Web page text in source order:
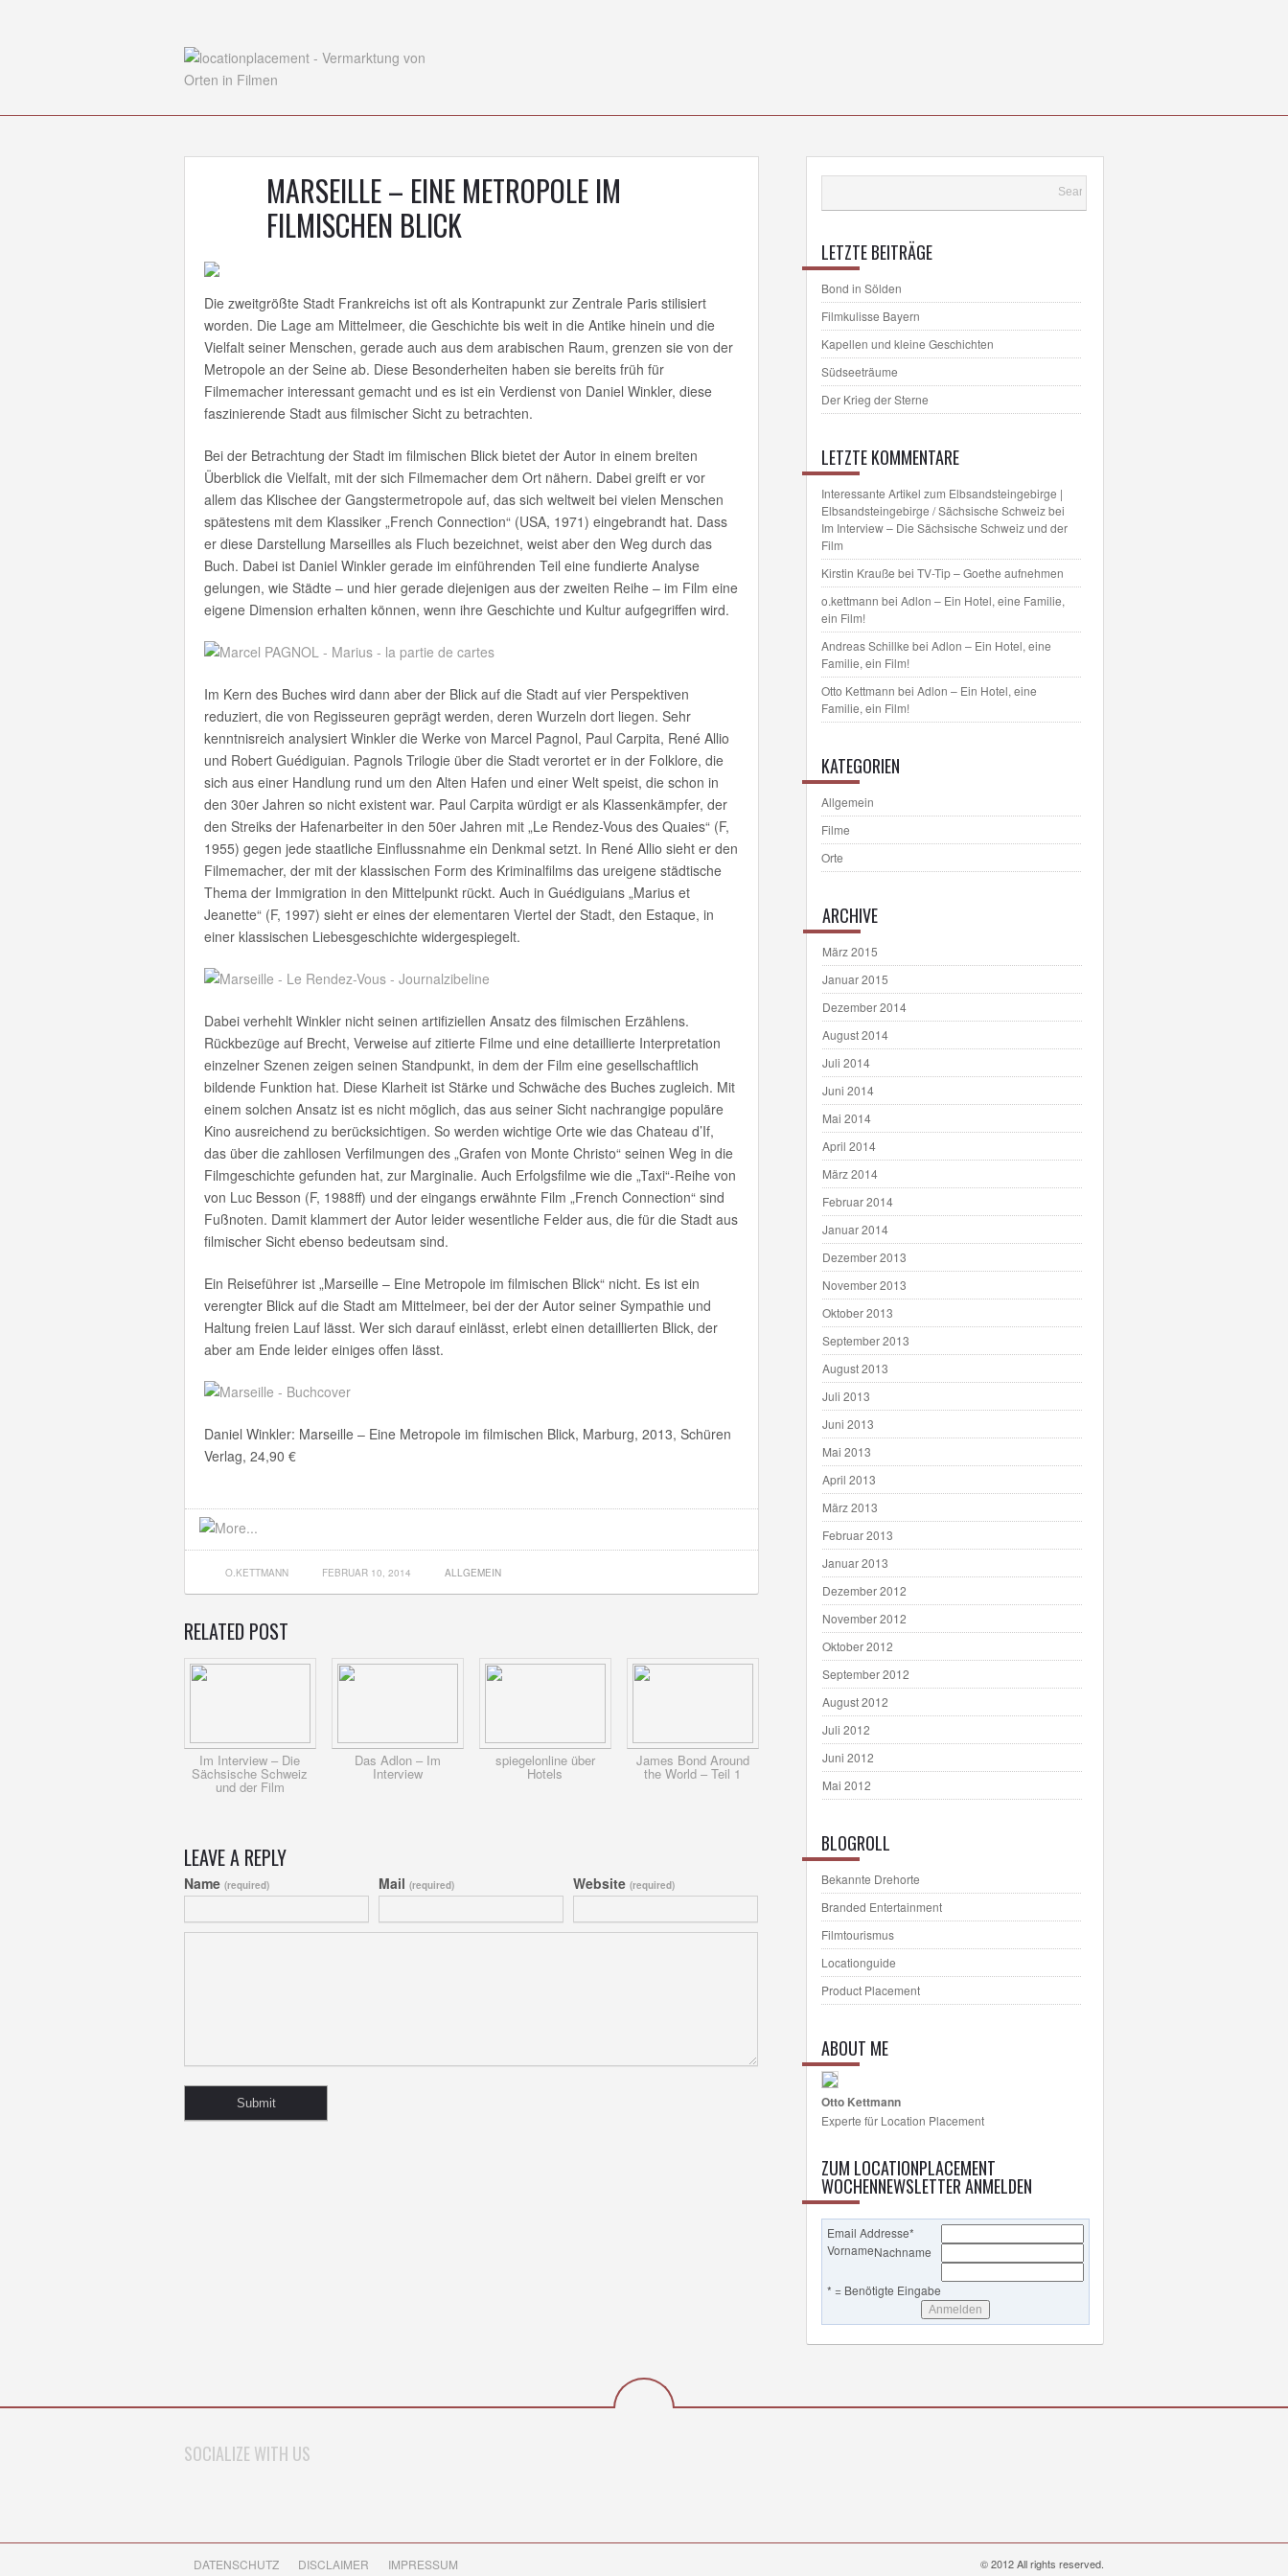
MARSEILLE – EINE METROPOLE IM
FILMISCHEN BLICK
Die zweitgrößte Stadt Frankreichs ist oft als Kontrapunkt zur Zentrale Paris stilisiert
worden. Die Lage am Mittelmeer, die Geschichte bis weit in die Antike hinein und die
Vielfalt seiner Menschen, gerade auch aus dem arabischen Raum, grenzen sie von der
Metropole an der Seine ab. Diese Besonderheiten haben sie bereits früh für
Filmemacher interessant gemacht und es ist ein Verdienst von Daniel Winkler, diese
faszinierende Stadt aus filmischer Sicht zu betrachten.
Bei der Betrachtung der Stadt im filmischen Blick bietet der Autor in einem breiten
Überblick die Vielfalt, mit der sich Filmemacher dem Ort nähern. Dabei greift er vor
allem das Klischee der Gangstermetropole auf, das sich weltweit bei vielen Menschen
spätestens mit dem Klassiker „French Connection“ (USA, 1971) eingebrandt hat. Dass
er diese Darstellung Marseilles als Fluch bezeichnet, weist aber den Weg durch das
Buch. Dabei ist Daniel Winkler gerade im einführenden Teil eine fundierte Analyse
gelungen, wie Städte – und hier gerade diejenigen aus der zweiten Reihe – im Film eine
eigene Dimension erhalten können, wenn ihre Geschichte und Kultur aufgegriffen wird.
Im Kern des Buches wird dann aber der Blick auf die Stadt auf vier Perspektiven
reduziert, die von Regisseuren geprägt werden, deren Wurzeln dort liegen. Sehr
kenntnisreich analysiert Winkler die Werke von Marcel Pagnol, Paul Carpita, René Allio
und Robert Guédiguian. Pagnols Trilogie über die Stadt verortet er in der Folklore, die
sich aus einer Handlung rund um den Alten Hafen und einer Welt speist, die schon in
den 30er Jahren so nicht existent war. Paul Carpita würdigt er als Klassenkämpfer, der
den Streiks der Hafenarbeiter in den 50er Jahren mit „Le Rendez-Vous des Quaies“ (F,
1955) gegen jede staatliche Einflussnahme ein Denkmal setzt. In René Allio sieht er den
Filmemacher, der mit der klassischen Form des Kriminalfilms das ureigene städtische
Thema der Immigration in den Mittelpunkt rückt. Auch in Guédiguians „Marius et
Jeanette“ (F, 1997) sieht er eines der elementaren Viertel der Stadt, den Estaque, in
einer klassischen Liebesgeschichte widergespiegelt.
Dabei verhehlt Winkler nicht seinen artifiziellen Ansatz des filmischen Erzählens.
Rückbezüge auf Brecht, Verweise auf zitierte Filme und eine detaillierte Interpretation
einzelner Szenen zeigen seinen Standpunkt, in dem der Film eine gesellschaftlich
bildende Funktion hat. Diese Klarheit ist Stärke und Schwäche des Buches zugleich. Mit
einem solchen Ansatz ist es nicht möglich, das aus seiner Sicht nachrangige populäre
Kino ausreichend zu berücksichtigen. So werden wichtige Orte wie das Chateau d’If,
das über die zahllosen Verfilmungen des „Grafen von Monte Christo“ seinen Weg in die
Filmgeschichte gefunden hat, zur Marginalie. Auch Erfolgsfilme wie die „Taxi“-Reihe von
von Luc Besson (F, 1988ff) und der eingangs erwähnte Film „French Connection“ sind
Fußnoten. Damit klammert der Autor leider wesentliche Felder aus, die für die Stadt aus
filmischer Sicht ebenso bedeutsam sind.
Ein Reiseführer ist „Marseille – Eine Metropole im filmischen Blick“ nicht. Es ist ein
verengter Blick auf die Stadt am Mittelmeer, bei der der Autor seiner Sympathie und
Haltung freien Lauf lässt. Wer sich darauf einlässt, erlebt einen detaillierten Blick, der
aber am Ende leider einiges offen lässt.
Daniel Winkler: Marseille – Eine Metropole im filmischen Blick, Marburg, 2013, Schüren
Verlag, 24,90 €
O.KETTMANN FEBRUAR 10, 2014 ALLGEMEIN
RELATED POST
Im Interview – Die
Sächsische Schweiz
und der Film
Das Adlon – Im
Interview
spiegelonline über
Hotels
James Bond Around
the World – Teil 1
LEAVE A REPLY
Name (required) Mail (required) Website (required)
LETZTE BEITRÄGE
Bond in Sölden
Filmkulisse Bayern
Kapellen und kleine Geschichten
Südseeträume
Der Krieg der Sterne
LETZTE KOMMENTARE
Interessante Artikel zum Elbsandsteingebirge |
Elbsandsteingebirge / Sächsische Schweizbei
Im Interview – Die Sächsische Schweiz und der
Film
Kirstin Krauße bei TV-Tip – Goethe aufnehmen
o.kettmann bei Adlon – Ein Hotel, eine Familie,
ein Film!
Andreas Schillke bei Adlon – Ein Hotel, eine
Familie, ein Film!
Otto Kettmann bei Adlon – Ein Hotel, eine
Familie, ein Film!
KATEGORIEN
Allgemein
Filme
Orte
ARCHIVE
März 2015
Januar 2015
Dezember 2014
August 2014
Juli 2014
Juni 2014
Mai 2014
April 2014
März 2014
Februar 2014
Januar 2014
Dezember 2013
November 2013
Oktober 2013
September 2013
August 2013
Juli 2013
Juni 2013
Mai 2013
April 2013
März 2013
Februar 2013
Januar 2013
Dezember 2012
November 2012
Oktober 2012
September 2012
August 2012
Juli 2012
Juni 2012
Mai 2012
BLOGROLL
Bekannte Drehorte
Branded Entertainment
Filmtourismus
Locationguide
Product Placement
ABOUT ME
Otto Kettmann
Experte für Location Placement
ZUM LOCATIONPLACEMENT
WOCHENNEWSLETTER ANMELDEN
Email Addresse*
VornameNachname
* = Benötigte Eingabe
SOCIALIZE WITH US
DATENSCHUTZ DISCLAIMER IMPRESSUM © 2012 All rights reserved.